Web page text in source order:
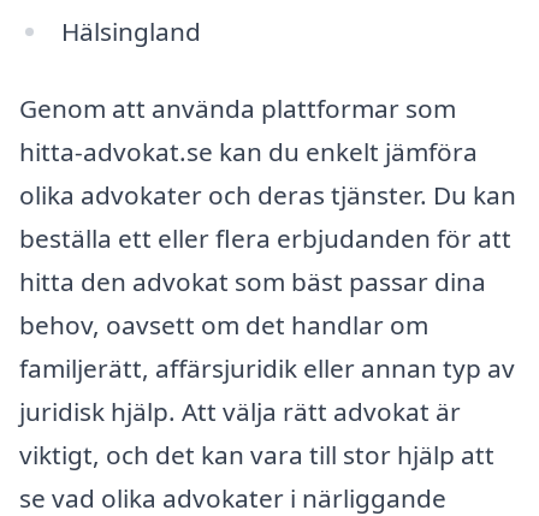
Hälsingland
Genom att använda plattformar som
hitta-advokat.se kan du enkelt jämföra
olika advokater och deras tjänster. Du kan
beställa ett eller flera erbjudanden för att
hitta den advokat som bäst passar dina
behov, oavsett om det handlar om
familjerätt, affärsjuridik eller annan typ av
juridisk hjälp. Att välja rätt advokat är
viktigt, och det kan vara till stor hjälp att
se vad olika advokater i närliggande